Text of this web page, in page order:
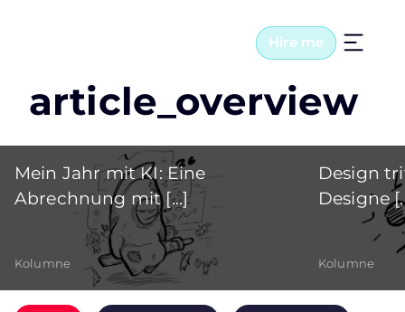
Hire me
article_overview
Mein Jahr mit KI: Eine
Abrechnung mit [...]
Kolumne
Design
Designe
Kolumne